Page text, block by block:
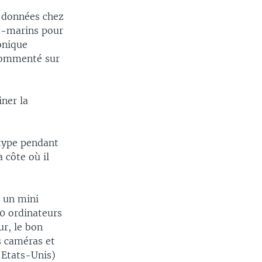
chez
marins pour
sur
la
pendant
côte où il
un mini
ordinateurs
le bon
et
Unis)